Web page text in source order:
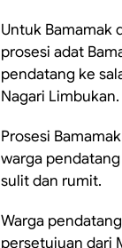
Untuk Bamamak
prosesi adat
pendatang ke
Nagari Limbukan.
Prosesi
warga
sulit dan rumit.
Warga
persetujuan dari